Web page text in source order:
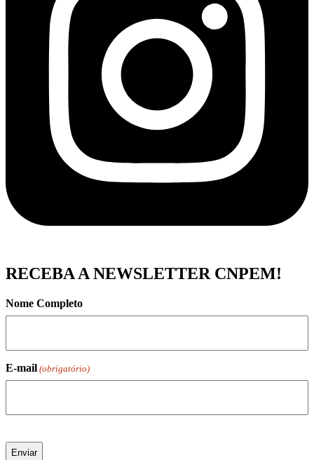
RECEBA A NEWSLETTER CNPEM!
Nome Completo
E-mail (obrigatório)